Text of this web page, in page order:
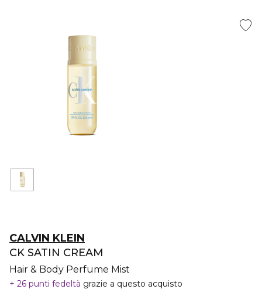
CALVIN KLEIN
CK SATIN CREAM
Hair & Body Perfume Mist
26 punti fedeltà grazie a questo acquisto